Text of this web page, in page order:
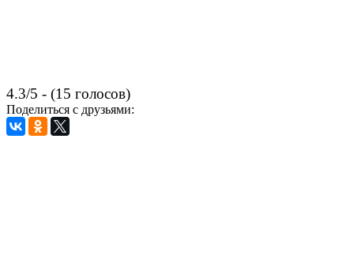
4.3/5 - (15 голосов)
Поделиться с друзьями: